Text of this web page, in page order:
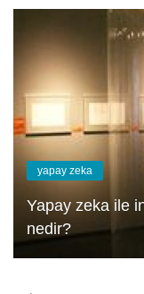
yapay zeka
Yapay zeka ile
nedir?